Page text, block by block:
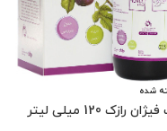
شده
رازک 120 میلی لیتر